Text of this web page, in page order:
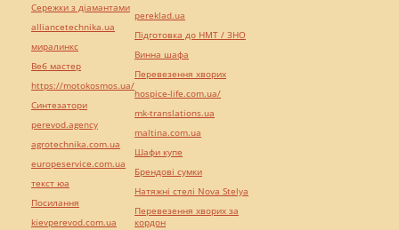
Сережки з діамантами
alliancetechnika.ua
миралинкс
Веб мастер
https://motokosmos.ua/
Синтезатори
perevod.agency
agrotechnika.com.ua
europeservice.com.ua
текст юа
Посилання
kievperevod.com.ua
pereklad.ua
Підготовка до НМТ / ЗНО
Винна шафа
Перевезення хворих
hospice-life.com.ua/
mk-translations.ua
maltina.com.ua
Шафи купе
Брендові сумки
Натяжні стелі Nova Stelya
Перевезення хворих за
кордон